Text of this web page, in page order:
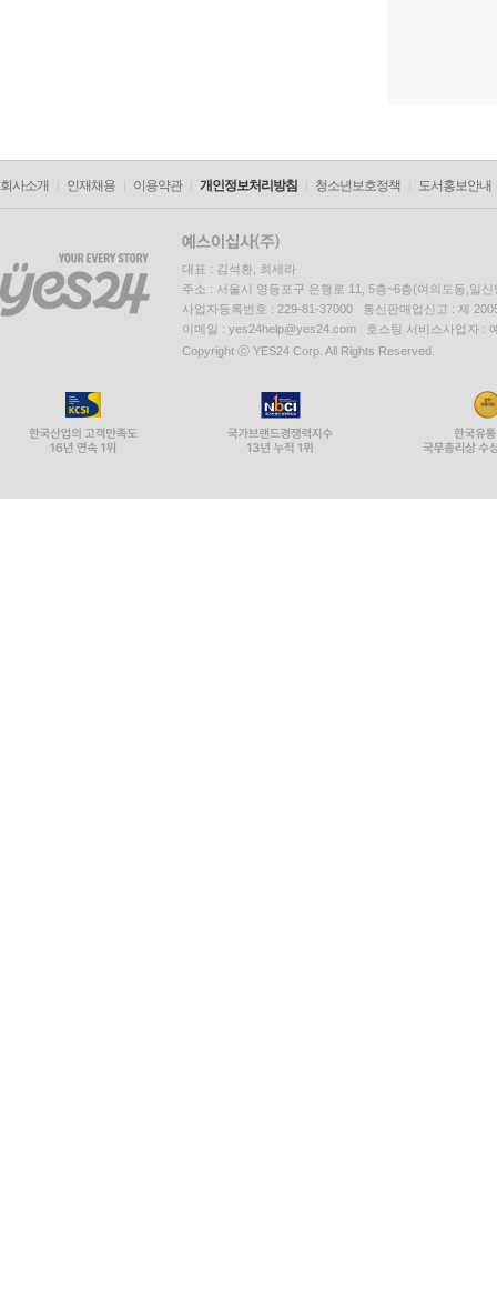
회사소개 인재채용 이용약관 개인정보처리방침 청소년보호정책 도서홍보안내
대표 : 김석환, 최세라
주소 : 서울시 영등포구 은행로 11, 5층~6층(여의도동,일신
사업자등록번호 : 229-81-37000 통신판매업신고 : 제
이메일 : yes24help@yes24.com 호스팅 서비스사업자 :
Copyright ⓒ YES24 Corp. All Rights Reserved.